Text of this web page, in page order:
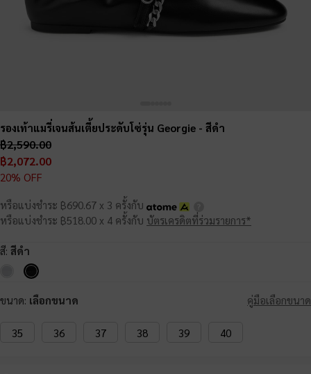
รองเท้าแมรี่เจนส้นเตี้ยประดับโซ่รุ่น Georgie - สีดำ
฿2,590.00
฿2,072.00
20% OFF
หรือแบ่งชำระ ฿690.67 x 3 ครั้งกับ
หรือแบ่งชำระ ฿518.00 x 4 ครั้งกับ บัตรเครดิตที่ร่วมรายการ*
สี: สีดำ
ขนาด: เลือกขนาด คู่มือเลือกขนาด
35 36 37 38 39 40